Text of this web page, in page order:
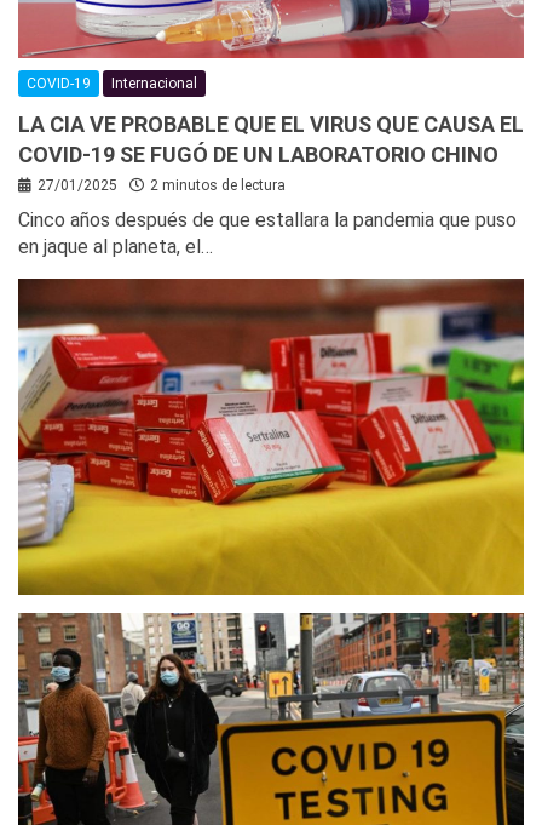
COVID-19 Internacional
LA CIA VE PROBABLE QUE EL VIRUS QUE CAUSA EL
COVID-19 SE FUGÓ DE UN LABORATORIO CHINO
27/01/2025 2 minutos de lectura
Cinco años después de que estallara la pandemia que puso
en jaque al planeta, el…